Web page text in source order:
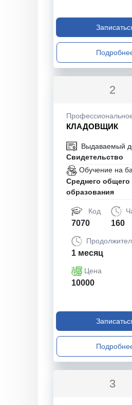
2
КЛАДОВЩИК
Выдаваемый
Свидетельство
Обучение на
Среднего общего
образования
Код
7070 160
1 месяц
Цена
10000
3